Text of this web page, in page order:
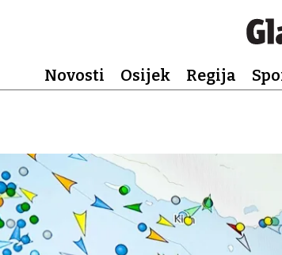
Novosti Osijek Regija